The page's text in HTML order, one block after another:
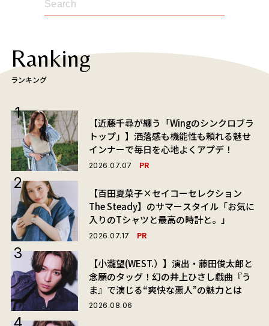
Ranking
ランキング
【近藤千尋が纏う「Wingのシンクロブラ
トップ」】洒落感も機能性も頼れる魅せ
インナーで毎日を心地よくアプデ！
2026.07.07 PR
【百田夏菜子×セイコーセレクション
The Steady】のサマースタイル「お気に
入りのTシャツと最高の時計と。」
2026.07.17 PR
【小瀧望(WEST.）】演出・藤田俊太郎と
念願のタッグ！幻の井上ひさし戯曲『う
ま』で演じる“爽快な悪人”の魅力とは
2026.08.06